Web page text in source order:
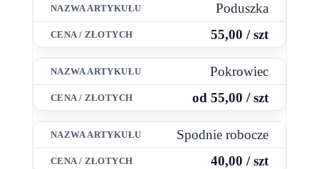
Poduszka
55,00 / szt
Pokrowiec
od 55,00 / szt
Spodnie robocze
40,00 / szt